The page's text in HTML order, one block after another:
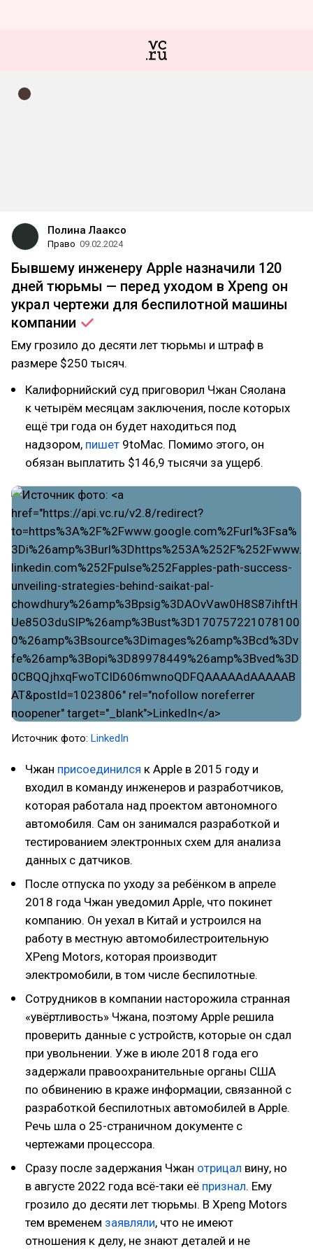
Полина Лааксо
Право 09.02.2024
Бывшему инженеру Apple назначили 120
дней тюрьмы — перед уходом в Xpeng он
украл чертежи для беспилотной машины
компании
Ему грозило до десяти лет тюрьмы и штраф в
размере $250 тысяч.
Калифорнийский суд приговорил Чжан Сяолана
к четырём месяцам заключения, после которых
ещё три года он будет находиться под
надзором, пишет 9toMac. Помимо этого, он
обязан выплатить $146,9 тысячи за ущерб.
Источник фото: LinkedIn
Чжан присоединился к Apple в 2015 году и
входил в команду инженеров и разработчиков,
которая работала над проектом автономного
автомобиля. Сам он занимался разработкой и
тестированием электронных схем для анализа
данных с датчиков.
После отпуска по уходу за ребёнком в апреле
2018 года Чжан уведомил Apple, что покинет
компанию. Он уехал в Китай и устроился на
работу в местную автомобилестроительную
XPeng Motors, которая производит
электромобили, в том числе беспилотные.
Сотрудников в компании насторожила странная
«увёртливость» Чжана, поэтому Apple решила
проверить данные с устройств, которые он сдал
при увольнении. Уже в июле 2018 года его
задержали правоохранительные органы США
по обвинению в краже информации, связанной с
разработкой беспилотных автомобилей в Apple.
Речь шла о 25-страничном документе с
чертежами процессора.
Сразу после задержания Чжан отрицал вину, но
в августе 2022 года всё-таки её признал. Ему
грозило до десяти лет тюрьмы. В Xpeng Motors
тем временем заявляли, что не имеют
отношения к делу, не знают деталей и не